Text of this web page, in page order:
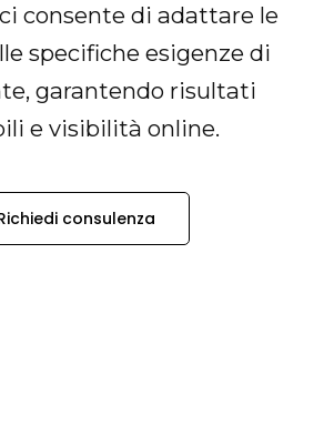
consente di adattare le
specifiche esigenze di
garantendo risultati
e visibilità online.
consulenza